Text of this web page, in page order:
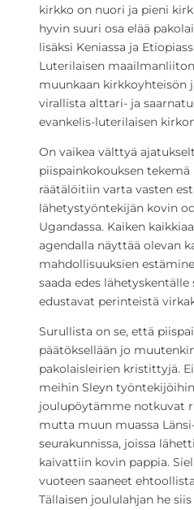
kirkko on nuori ja pieni
hyvin suuri osa elää
lisäksi Keniassa ja
Luterilaisen
muunkaan kirkkoyhteisön
virallista alttari- ja
evankelis-luterilaisen
On vaikea välttyä
piispainkokouksen
räätälöitiin varta vasten
lähetystyöntekijän kovin
Ugandassa. Kaiken
agendalla näyttää olevan
mahdollisuuksien
saada edes
edustavat perinteistä
Surullista on se, että
päätöksellään jo
pakolaisleirien kristittyjä.
meihin Sleyn
joulupöytämme notkuvat
mutta muun muassa
seurakunnissa, joissa
kaivattiin kovin pappia.
vuoteen saaneet
Tällaisen joululahjan he